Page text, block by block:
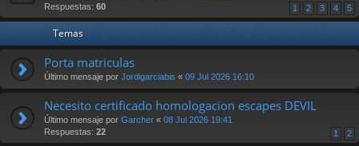
Respuestas: 60 1 2 3 4 5
Temas
Porta matriculas
Último mensaje por Jordigarciabis « 09 Jul 2026 16:10
Necesito certificado homologacion escapes DEVIL
Último mensaje por Garcher « 08 Jul 2026 19:41
Respuestas: 22 1 2